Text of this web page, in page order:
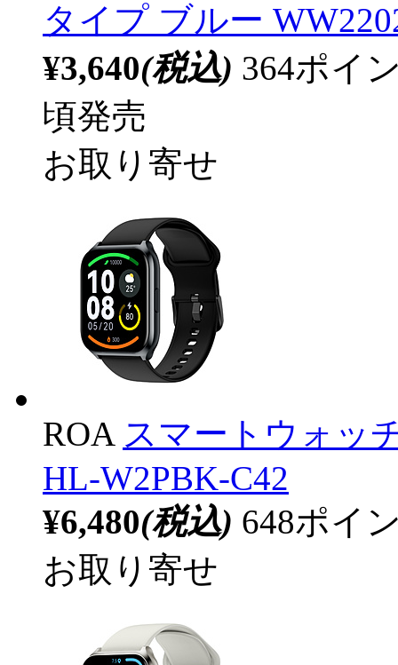
タイプ ブルー
¥3,640(税込) 364ポイ
頃発売
お取り寄せ
ROA スマートウォッ
HL-W2PBK-C42
¥6,480(税込) 648ポイ
お取り寄せ